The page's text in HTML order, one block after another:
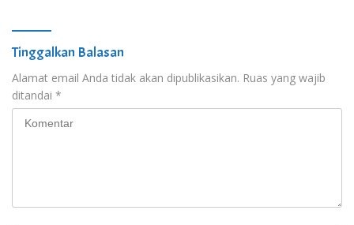
Tinggalkan Balasan
Alamat email Anda tidak akan dipublikasikan. Ruas yang wajib
ditandai *